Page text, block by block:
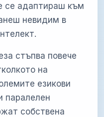
се адаптираш към
невидим в
стъпва повече
на
езикови
паралелен
собствена